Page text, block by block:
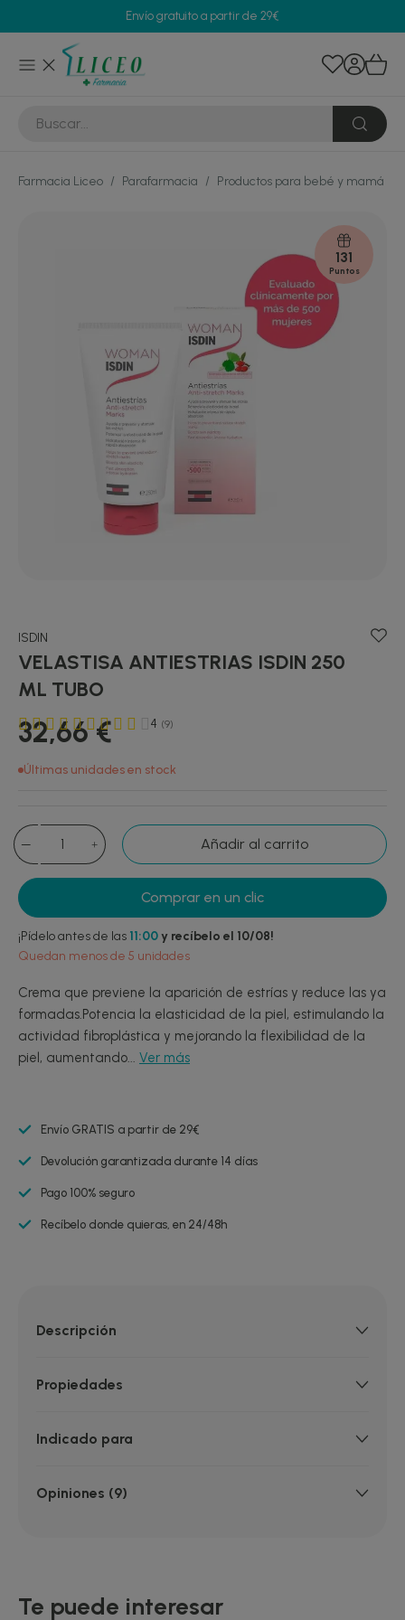
Envío gratuito a partir de 29€
Farmacia Liceo / Parafarmacia / Productos para bebé y mamá
131
Puntos
ISDIN
VELASTISA ANTIESTRIAS ISDIN 250
ML TUBO
32,66 € 4 (9)
Últimas unidades en stock
Añadir al carrito
Comprar en un clic
¡Pídelo antes de las 11:00y recíbelo el 10/08!
Quedan menos de 5 unidades
Crema que previene la aparición de estrías y reduce las ya
formadas.Potencia la elasticidad de la piel, estimulando la
actividad fibroplástica y mejorando la flexibilidad de la
piel, aumentando... Ver más
Envío GRATIS a partir de 29€
Devolución garantizada durante 14 días
Pago 100% seguro
Recíbelo donde quieras, en 24/48h
Descripción
Propiedades
Indicado para
Opiniones (9)
Te puede interesar